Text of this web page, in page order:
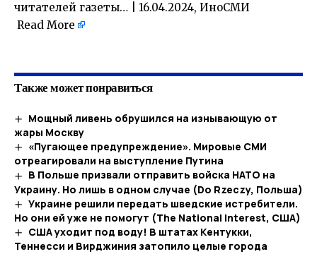
читателей газеты… | 16.04.2024, ИноСМИ
Read More
Также может понравиться
Мощный ливень обрушился на изнывающую от
жары Москву
«Пугающее предупреждение». Мировые СМИ
отреагировали на выступление Путина
В Польше призвали отправить войска НАТО на
Украину. Но лишь в одном случае (Do Rzeczy, Польша)
Украине решили передать шведские истребители.
Но они ей уже не помогут (The National Interest, США)
США уходит под воду! В штатах Кентукки,
Теннесси и Вирджиния затопило целые города